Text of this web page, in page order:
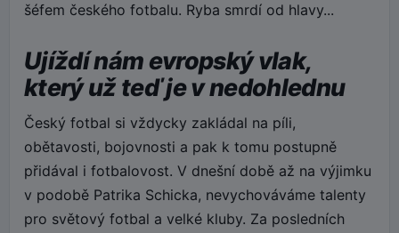
šéfem českého fotbalu. Ryba smrdí od hlavy...
Ujíždí nám evropský vlak,
který už teď je v nedohlednu
Český fotbal si vždycky zakládal na píli,
obětavosti, bojovnosti a pak k tomu postupně
přidával i fotbalovost. V dnešní době až na výjimku
v podobě Patrika Schicka, nevychováváme talenty
pro světový fotbal a velké kluby. Za posledních